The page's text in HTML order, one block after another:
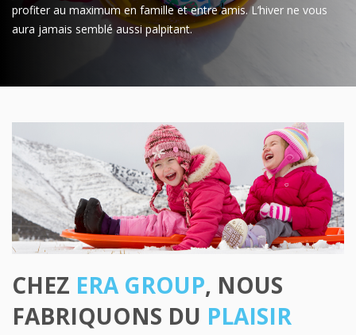
profiter au maximum en famille et entre amis. L’hiver ne vous
aura jamais semblé aussi palpitant.
CHEZ ERA GROUP, NOUS
FABRIQUONS DU PLAISIR